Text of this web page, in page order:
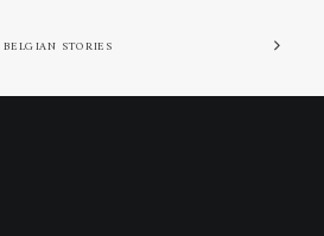
BELGIAN STORIES